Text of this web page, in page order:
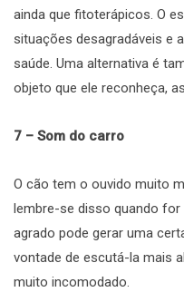
ainda que fitoterápicos. O
situações desagradáveis e
saúde. Uma alternativa é
objeto que ele reconheça,
7 – Som do carro
O cão tem o ouvido muito
lembre-se disso quando for
agrado pode gerar uma
vontade de escutá-la mais
muito incomodado.